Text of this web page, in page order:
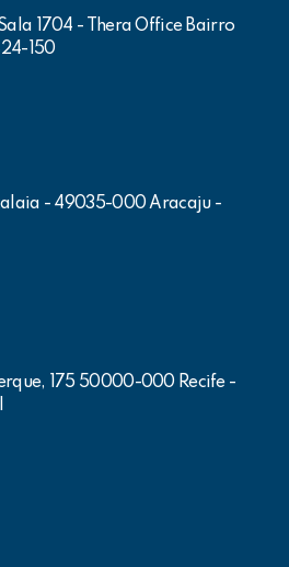
Sala 1704 - Thera Office Bairro
150
- 49035-000 Aracaju -
175 50000-000 Recife -